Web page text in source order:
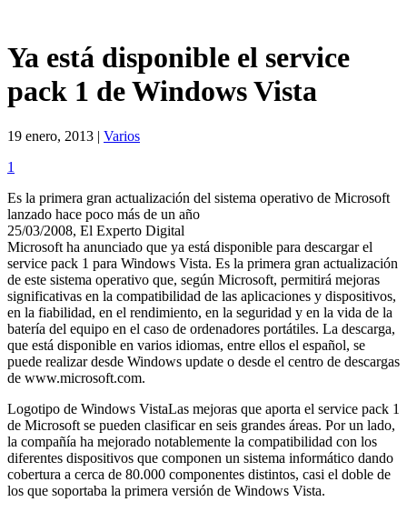
Ya está disponible el service
pack 1 de Windows Vista
19 enero, 2013 | Varios
1
Es la primera gran actualización del sistema operativo de Microsoft
lanzado hace poco más de un año
25/03/2008, El Experto Digital
Microsoft ha anunciado que ya está disponible para descargar el
service pack 1 para Windows Vista. Es la primera gran actualización
de este sistema operativo que, según Microsoft, permitirá mejoras
significativas en la compatibilidad de las aplicaciones y dispositivos,
en la fiabilidad, en el rendimiento, en la seguridad y en la vida de la
batería del equipo en el caso de ordenadores portátiles. La descarga,
que está disponible en varios idiomas, entre ellos el español, se
puede realizar desde Windows update o desde el centro de descargas
de www.microsoft.com.
Logotipo de Windows VistaLas mejoras que aporta el service pack 1
de Microsoft se pueden clasificar en seis grandes áreas. Por un lado,
la compañía ha mejorado notablemente la compatibilidad con los
diferentes dispositivos que componen un sistema informático dando
cobertura a cerca de 80.000 componentes distintos, casi el doble de
los que soportaba la primera versión de Windows Vista.